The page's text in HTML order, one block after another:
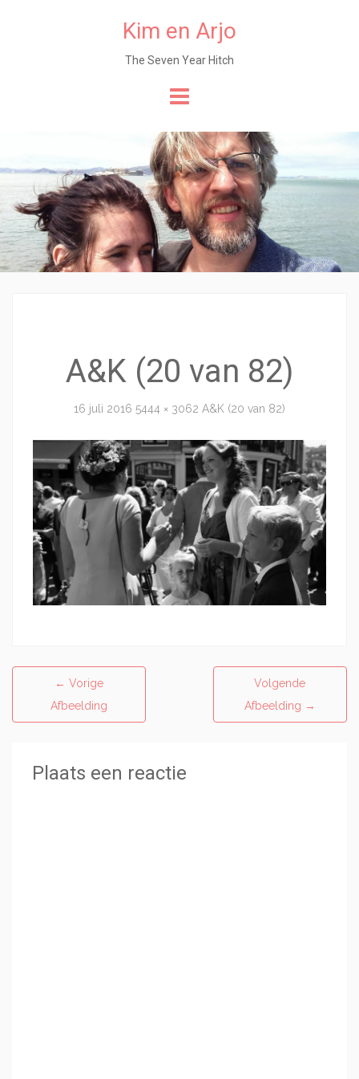
Kim en Arjo
The Seven Year Hitch
content
A&K (20 van 82)
16 juli 2016 5444 × 3062 A&K (20 van 82)
← Vorige
Afbeelding
Volgende
Afbeelding →
Plaats een reactie